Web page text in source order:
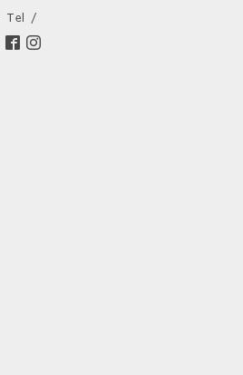
Tel /